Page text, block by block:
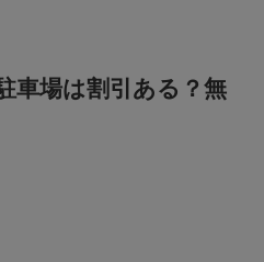
車場は割引ある？無